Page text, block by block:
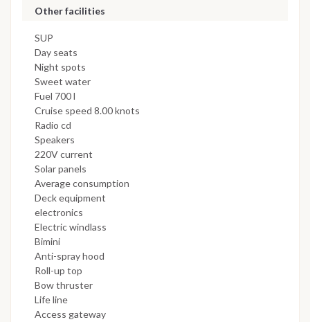
Other facilities
SUP
Day seats
Night spots
Sweet water
Fuel 700 l
Cruise speed 8.00 knots
Radio cd
Speakers
220V current
Solar panels
Average consumption
Deck equipment
electronics
Electric windlass
Bimini
Anti-spray hood
Roll-up top
Bow thruster
Life line
Access gateway